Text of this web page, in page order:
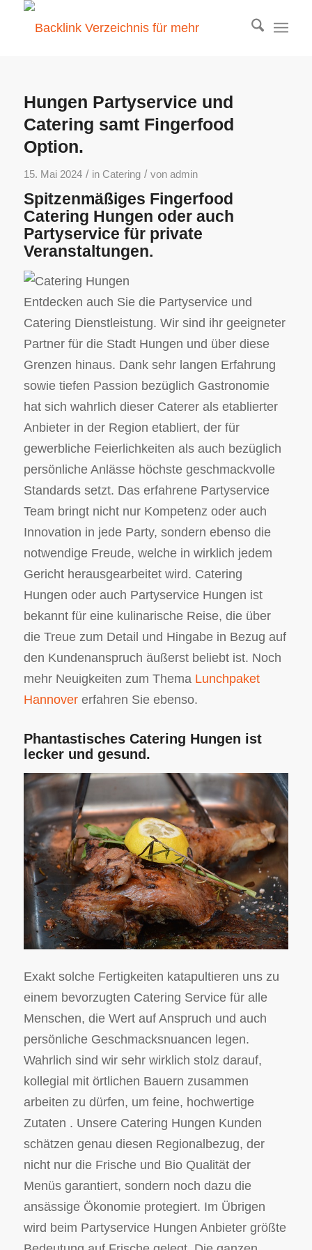
Hungen Partyservice und
Catering samt Fingerfood
Option.
15. Mai 2024 / in Catering / von admin
Spitzenmäßiges Fingerfood
Catering Hungen oder auch
Partyservice für private
Veranstaltungen.
Entdecken auch Sie die Partyservice und
Catering Dienstleistung. Wir sind ihr geeigneter
Partner für die Stadt Hungen und über diese
Grenzen hinaus. Dank sehr langen Erfahrung
sowie tiefen Passion bezüglich Gastronomie
hat sich wahrlich dieser Caterer als etablierter
Anbieter in der Region etabliert, der für
gewerbliche Feierlichkeiten als auch bezüglich
persönliche Anlässe höchste geschmackvolle
Standards setzt. Das erfahrene Partyservice
Team bringt nicht nur Kompetenz oder auch
Innovation in jede Party, sondern ebenso die
notwendige Freude, welche in wirklich jedem
Gericht herausgearbeitet wird. Catering
Hungen oder auch Partyservice Hungen ist
bekannt für eine kulinarische Reise, die über
die Treue zum Detail und Hingabe in Bezug auf
den Kundenanspruch äußerst beliebt ist. Noch
mehr Neuigkeiten zum Thema Lunchpaket
Hannovererfahren Sie ebenso.
Phantastisches Catering Hungen ist
lecker und gesund.
Exakt solche Fertigkeiten katapultieren uns zu
einem bevorzugten Catering Service für alle
Menschen, die Wert auf Anspruch und auch
persönliche Geschmacksnuancen legen.
Wahrlich sind wir sehr wirklich stolz darauf,
kollegial mit örtlichen Bauern zusammen
arbeiten zu dürfen, um feine, hochwertige
Zutaten . Unsere Catering Hungen Kunden
schätzen genau diesen Regionalbezug, der
nicht nur die Frische und Bio Qualität der
Menüs garantiert, sondern noch dazu die
ansässige Ökonomie protegiert. Im Übrigen
wird beim Partyservice Hungen Anbieter größte